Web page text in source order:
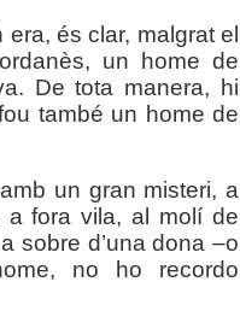
és clar, malgrat el
un home de
De tota manera, hi
també un home de
un gran misteri, a
a fora vila, al molí de
sobre d’una dona –o
no ho recordo